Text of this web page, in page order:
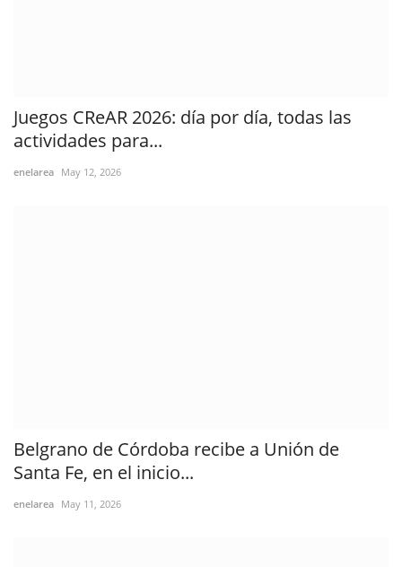
Juegos CReAR 2026: día por día, todas las
actividades para...
enelarea May 12, 2026
Belgrano de Córdoba recibe a Unión de
Santa Fe, en el inicio...
enelarea May 11, 2026